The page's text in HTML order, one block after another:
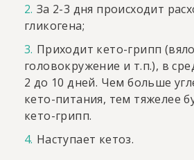
За 2-3 дня происходит
гликогена;
Приходит кето-грипп
головокружение и т.п.), в
2 до 10 дней. Чем больше
кето-питания, тем тяжелее
кето-грипп.
Наступает кетоз.